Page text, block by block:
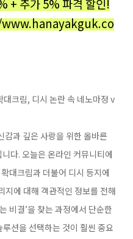
+ 추가 5% 파격 할인!
www.hanayakguk.co
크림, 디시 논란 속 네노마정 v
감과 깊은 사랑을 위한 올바른
다. 오늘은 온라인 커뮤니티에
대크림과 더불어 디시​ 등지에
지에 대해 객관적인 정보를 전해
비결’을 찾는 과정에서 단순한
션을 선택하는 것이 훨씬 중요